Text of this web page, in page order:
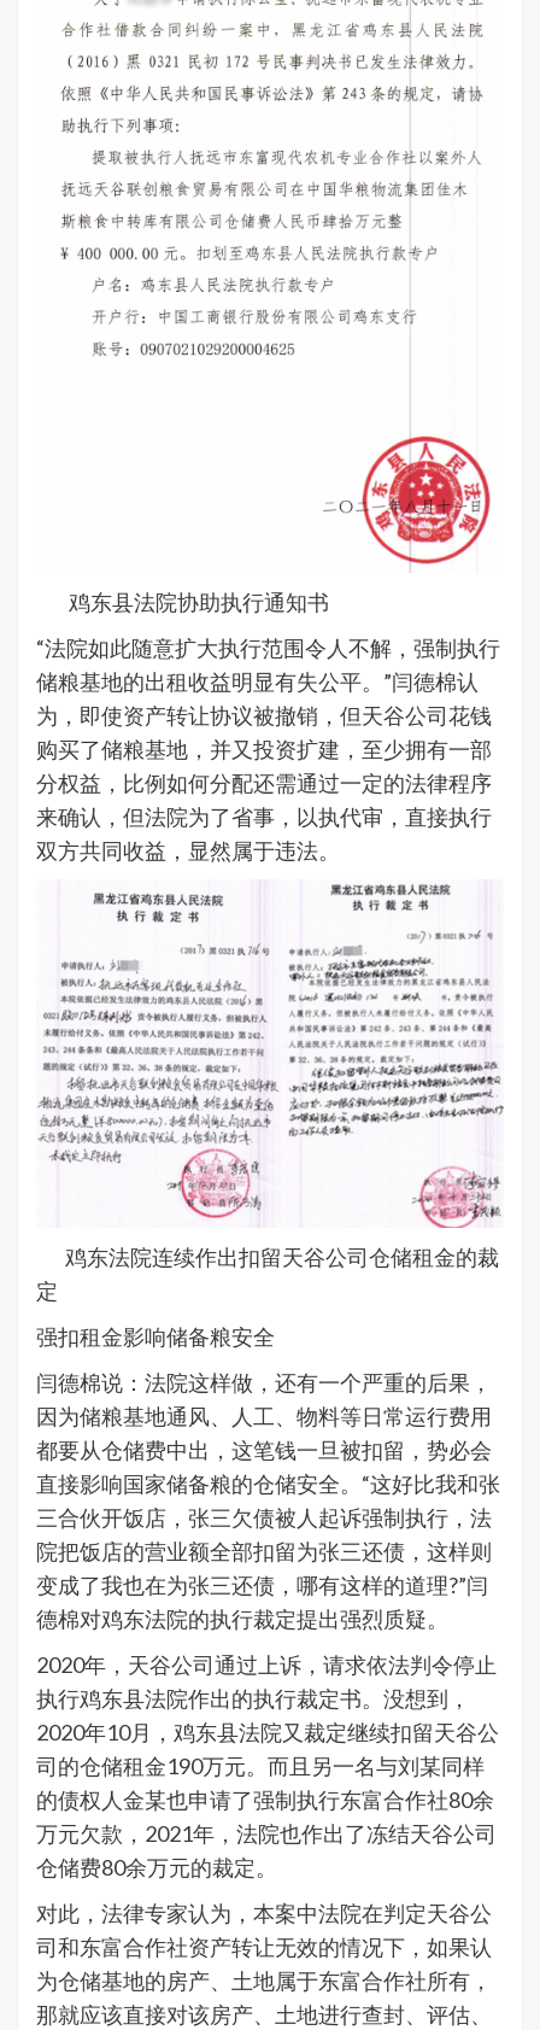
鸡东县法院协助执行通知书
“法院如此随意扩大执行范围令人不解，强制执行
储粮基地的出租收益明显有失公平。”闫德棉认
为，即使资产转让协议被撤销，但天谷公司花钱
购买了储粮基地，并又投资扩建，至少拥有一部
分权益，比例如何分配还需通过一定的法律程序
来确认，但法院为了省事，以执代审，直接执行
双方共同收益，显然属于违法。
鸡东法院连续作出扣留天谷公司仓储租金的裁
定
强扣租金影响储备粮安全
闫德棉说：法院这样做，还有一个严重的后果，
因为储粮基地通风、人工、物料等日常运行费用
都要从仓储费中出，这笔钱一旦被扣留，势必会
直接影响国家储备粮的仓储安全。“这好比我和张
三合伙开饭店，张三欠债被人起诉强制执行，法
院把饭店的营业额全部扣留为张三还债，这样则
变成了我也在为张三还债，哪有这样的道理?”闫
德棉对鸡东法院的执行裁定提出强烈质疑。
2020年，天谷公司通过上诉，请求依法判令停止
执行鸡东县法院作出的执行裁定书。没想到，
2020年10月，鸡东县法院又裁定继续扣留天谷公
司的仓储租金190万元。而且另一名与刘某同样
的债权人金某也申请了强制执行东富合作社80余
万元欠款，2021年，法院也作出了冻结天谷公司
仓储费80余万元的裁定。
对此，法律专家认为，本案中法院在判定天谷公
司和东富合作社资产转让无效的情况下，如果认
为仓储基地的房产、土地属于东富合作社所有，
那就应该直接对该房产、土地进行查封、评估、